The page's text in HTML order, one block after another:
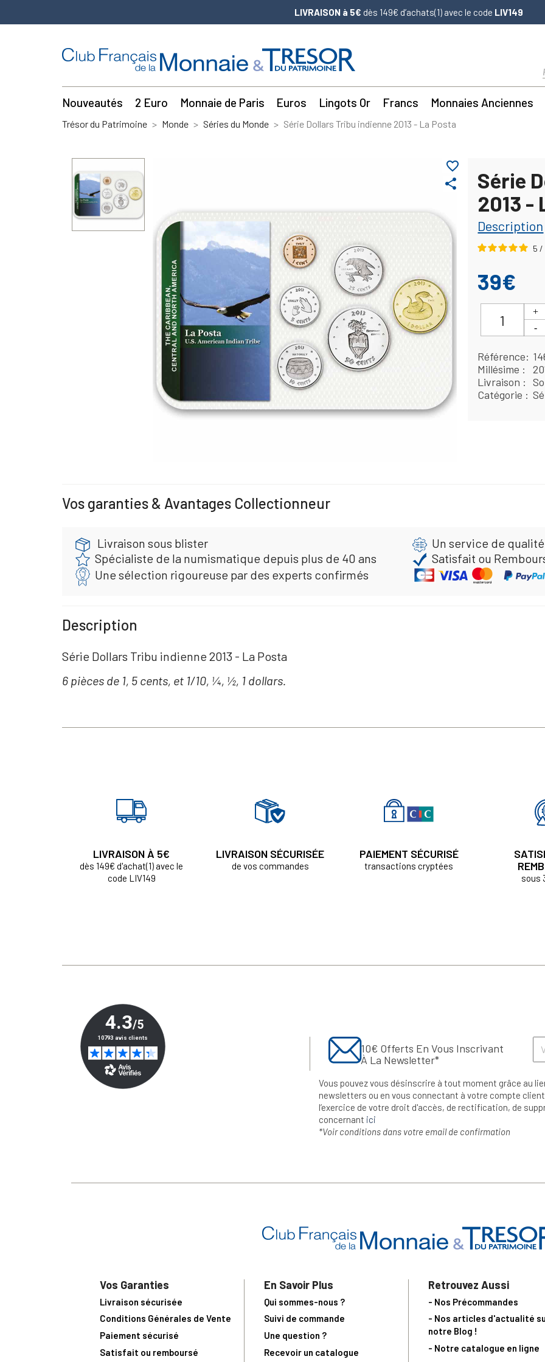
LIVRAISON à 5€ dès 149€ d’achats(1) avec le code LIV149
Nouveautés 2 Euro Monnaie de Paris Euros Lingots Or Francs Monnaies Anciennes
Trésor du Patrimoine Monde Séries du Monde Série Dollars Tribu indienne 2013 - La Posta
share
favorite_border
Série
2013 -
Description
5 /
39€
Référence
Millésime
Livraison
Catégorie
Vos garanties & Avantages Collectionneur
Livraison sous blister
Un service de
Spécialiste de la numismatique depuis plus de 40 ans
Satisfait ou
Une sélection rigoureuse par des experts confirmés
Description
Série Dollars Tribu indienne 2013 - La Posta
6 pièces de 1, 5 cents, et 1/10, ¼, ½, 1 dollars.
LIVRAISON À 5€
dès 149€ d'achat(1) avec le
code LIV149
LIVRAISON SÉCURISÉE
de vos commandes
PAIEMENT SÉCURISÉ
transactions cryptées
sous
10€ Offerts En Vous Inscrivant
À La Newsletter*
Vous pouvez vous désinscrire à tout moment grâce au
newsletters ou en vous connectant à votre compte
l’exercice de votre droit d'accès, de rectification, de
concernant ici
*Voir conditions dans votre email de confirmation
Vos Garanties
Livraison sécurisée
Conditions Générales de Vente
Paiement sécurisé
Satisfait ou remboursé
En Savoir Plus
Qui sommes-nous ?
Suivi de commande
Une question ?
Recevoir un catalogue
Retrouvez Aussi
- Nos Précommandes
- Nos articles d'actualité
notre Blog !
- Notre catalogue en ligne